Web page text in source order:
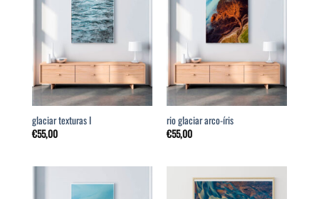
glaciar texturas I
€55,00
rio glaciar arco-íris
€55,00